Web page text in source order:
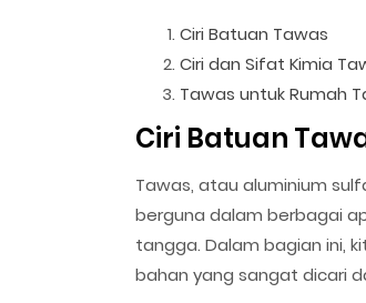
Ciri Batuan Tawas
Ciri dan Sifat Kimia
Tawas untuk Rumah
Ciri Batuan
Tawas, atau aluminium
berguna dalam berbagai
tangga. Dalam bagian ini,
bahan yang sangat dicari